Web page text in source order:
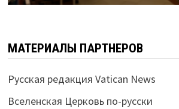
МАТЕРИАЛЫ ПАРТНЕРОВ
Русская редакция Vatican News
Вселенская Церковь по-русски